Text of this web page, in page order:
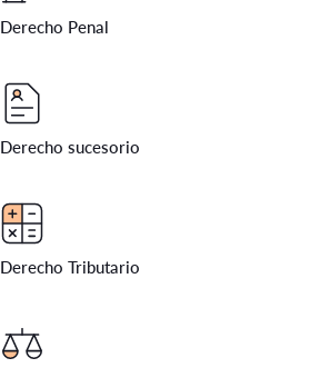
Derecho Penal
Derecho sucesorio
Derecho Tributario